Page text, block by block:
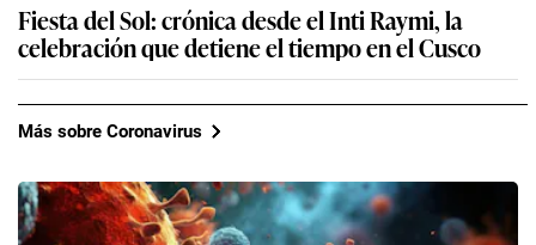
Fiesta del Sol: crónica desde el Inti Raymi, la
celebración que detiene el tiempo en el Cusco
Más sobre Coronavirus